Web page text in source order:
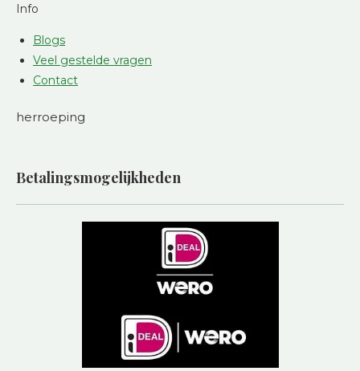
Info
Blogs
Veel gestelde vragen
Contact
herroeping
Betalingsmogelijkheden